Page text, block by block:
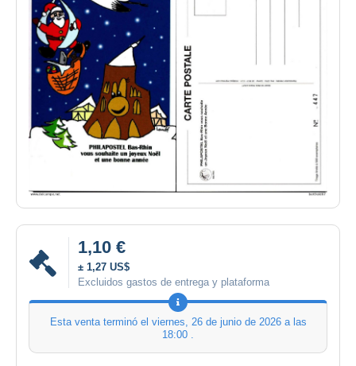
1,10 €
± 1,27 US$
Excluidos gastos de entrega y plataforma
Esta venta terminó el viernes, 26 de junio de 2026 a las
18:00 .